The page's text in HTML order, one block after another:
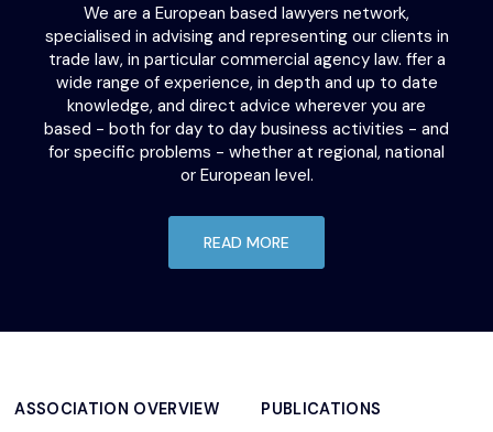
We are a European based lawyers network,
specialised in advising and representing our clients in
trade law, in particular commercial agency law. ffer a
wide range of experience, in depth and up to date
knowledge, and direct advice wherever you are
based - both for day to day business activities - and
for specific problems - whether at regional, national
or European level.
READ MORE
ASSOCIATION OVERVIEW PUBLICATIONS